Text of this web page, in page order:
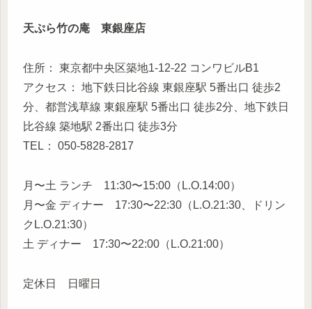
天ぷら竹の庵 東銀座店
住所： 東京都中央区築地1-12-22 コンワビルB1
アクセス： 地下鉄日比谷線 東銀座駅 5番出口 徒歩2
分、都営浅草線 東銀座駅 5番出口 徒歩2分、地下鉄日
比谷線 築地駅 2番出口 徒歩3分
TEL： 050-5828-2817
月〜土 ランチ 11:30〜15:00（L.O.14:00）
月〜金 ディナー 17:30〜22:30（L.O.21:30、ドリン
クL.O.21:30）
土 ディナー 17:30〜22:00（L.O.21:00）
定休日 日曜日